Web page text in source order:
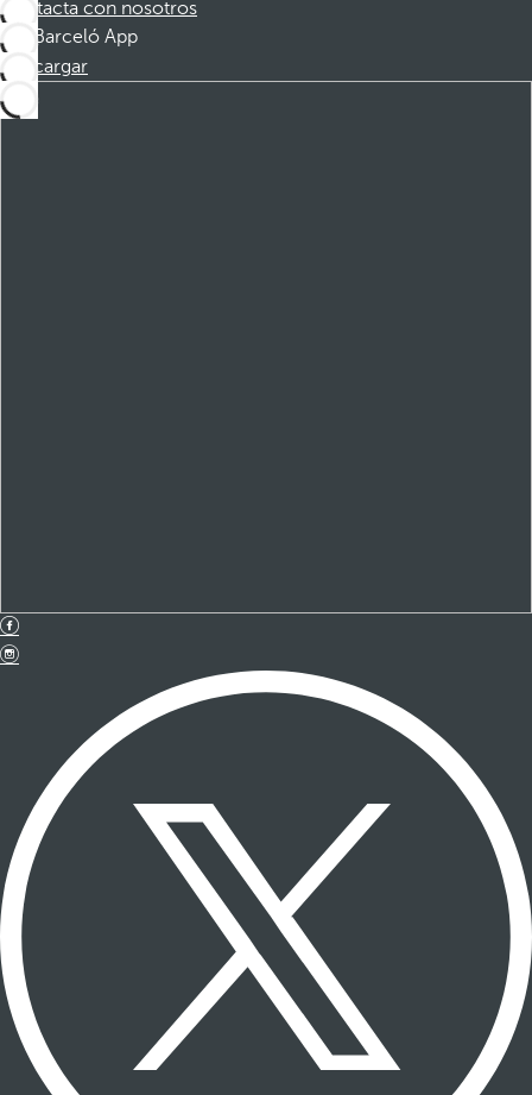
Contacta con nosotros
Barceló App
Descargar